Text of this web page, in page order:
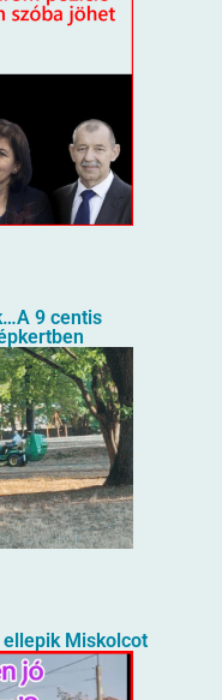
9 centis
ellepik Miskolcot